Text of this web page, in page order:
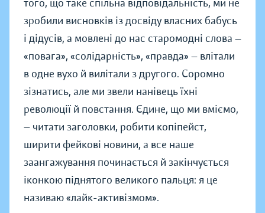
того, що таке спільна відповідальність, ми не
зробили висновків із досвіду власних бабусь
і дідусів, а мовлені до нас старомодні слова —
«повага», «солідарність», «правда» — влітали
в одне вухо й вилітали з другого. Соромно
зізнатись, але ми звели нанівець їхні
революції й повстання. Єдине, що ми вміємо,
— читати заголовки, робити копіпейст,
ширити фейкові новини, а все наше
заангажування починається й закінчується
іконкою піднятого великого пальця: я це
називаю «лайк-активізмом».